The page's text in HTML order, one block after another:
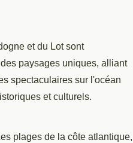
et du Lot sont
paysages uniques, alliant
spectaculaires sur l'océan
et culturels.
plages de la côte atlantique,